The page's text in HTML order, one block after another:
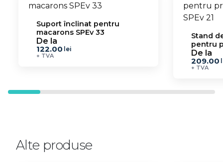
Suport înclinat pentru
macarons SPEv 33
De la
122.00 lei
+ TVA
Stand
pentru
SPEv 21
De la
209.00
+ TVA
Alte produse